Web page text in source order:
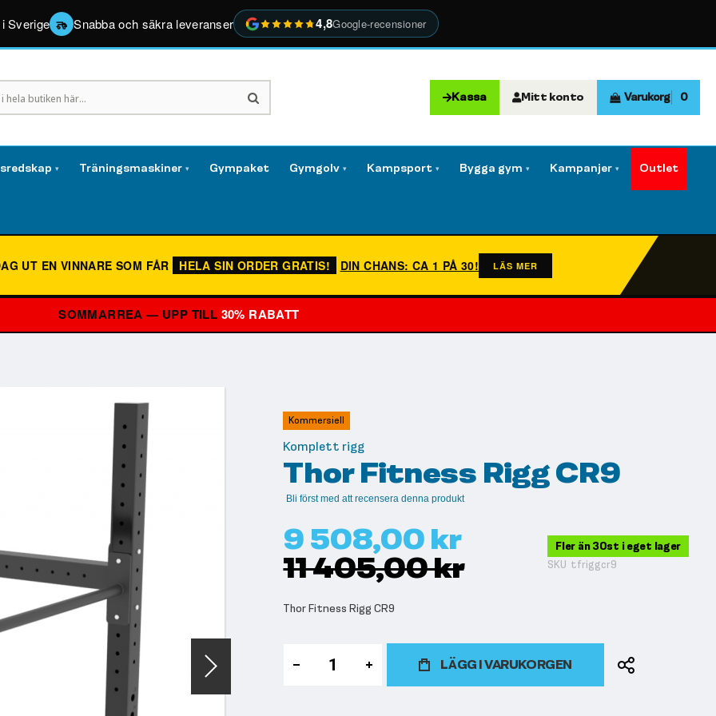
Sverige Snabba och säkra leveranser 4,8Google-recensioner
Kassa Mitt konto Varukorg 0
▾ Träningsmaskiner ▾ Gympaket Gymgolv ▾ Kampsport ▾ Bygga gym ▾ Kampanjer ▾ Outlet
UT EN VINNARE SOM FÅR HELA SIN ORDER GRATIS! DIN CHANS: CA 1 PÅ 30! LÄS MER
SOMMARREA — UPP TILL 30% RABATT
Kommersiell
Komplett rigg
Thor Fitness Rigg CR9
Bli först med att recensera denna produkt
9 508,00 kr
11 405,00 kr
Fler än 30st i eget lager
SKU tfriggcr9
Thor Fitness Rigg CR9
LÄGG I VARUKORGEN